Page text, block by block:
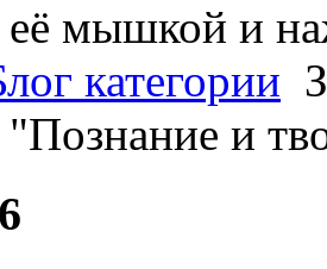
её мышкой и
категории
и